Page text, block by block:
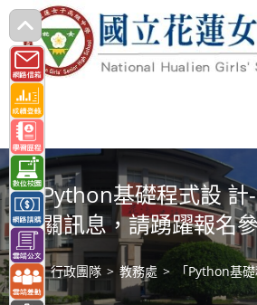
跳
轉
至
主
要
內
容 「Python基礎程式設 計
相關訊息，請踴躍報名
> 行政團隊 > 教務處 > 「Python基